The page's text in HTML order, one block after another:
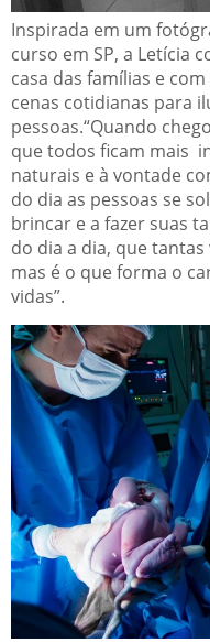
Inspirada em um
curso em SP, a Letícia
casa das famílias e
cenas cotidianas para
pessoas.“Quando
que todos ficam mais
naturais e à vontade
do dia as pessoas se
brincar e a fazer suas
do dia a dia, que
mas é o que forma o
vidas”.